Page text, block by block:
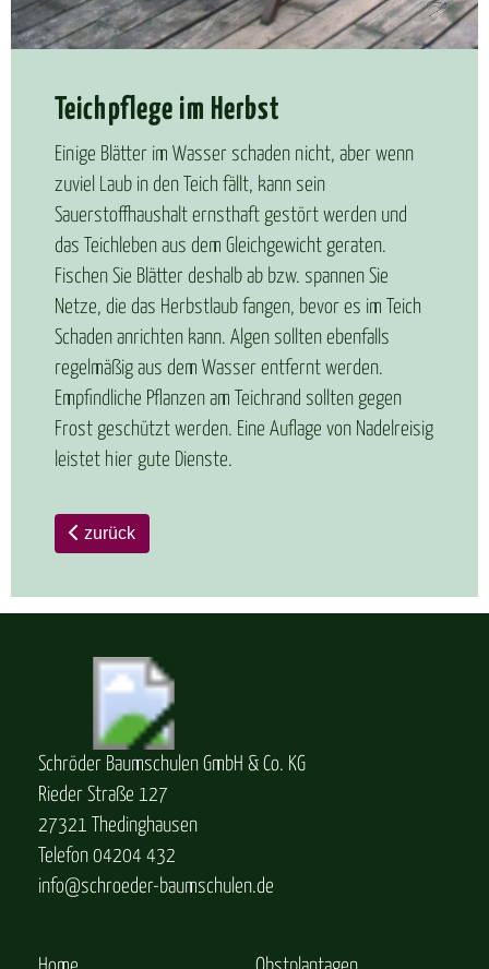
Teich­pfle­ge im Herbst
Einige Blätter im Wasser schaden nicht, aber wenn
zuviel Laub in den Teich fällt, kann sein
Sauerstoffhaushalt ernsthaft gestört werden und
das Teichleben aus dem Gleichgewicht geraten.
Fischen Sie Blätter deshalb ab bzw. spannen Sie
Netze, die das Herbstlaub fangen, bevor es im Teich
Schaden anrichten kann. Algen sollten ebenfalls
regelmäßig aus dem Wasser entfernt werden.
Empfindliche Pflanzen am Teichrand sollten gegen
Frost geschützt werden. Eine Auflage von Nadelreisig
leistet hier gute Dienste.
zurück
Schröder Baumschulen GmbH & Co. KG
Rieder Straße 127
27321 Thedinghausen
Telefon 04204 432
info@schroeder-baumschulen.de